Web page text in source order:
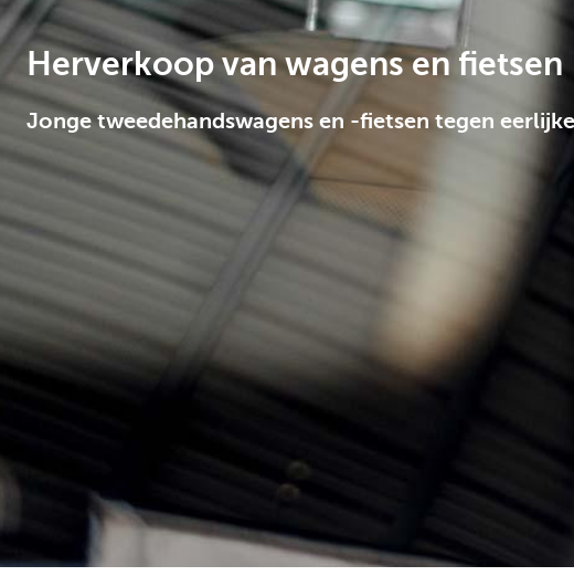
Herverkoop van wagens en fietsen
Jonge tweedehandswagens en -fietsen tegen